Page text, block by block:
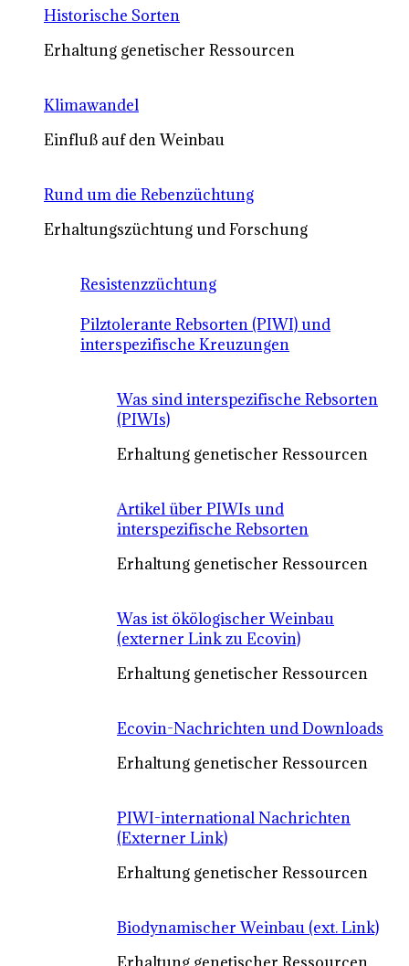
Historische Sorten
Erhaltung genetischer Ressourcen
Klimawandel
Einfluß auf den Weinbau
Rund um die Rebenzüchtung
Erhaltungszüchtung und Forschung
Resistenzzüchtung
Pilztolerante Rebsorten (PIWI) und
interspezifische Kreuzungen
Was sind interspezifische Rebsorten
(PIWIs)
Erhaltung genetischer Ressourcen
Artikel über PIWIs und
interspezifische Rebsorten
Erhaltung genetischer Ressourcen
Was ist ökölogischer Weinbau
(externer Link zu Ecovin)
Erhaltung genetischer Ressourcen
Ecovin-Nachrichten und Downloads
Erhaltung genetischer Ressourcen
PIWI-international Nachrichten
(Externer Link)
Erhaltung genetischer Ressourcen
Biodynamischer Weinbau (ext. Link)